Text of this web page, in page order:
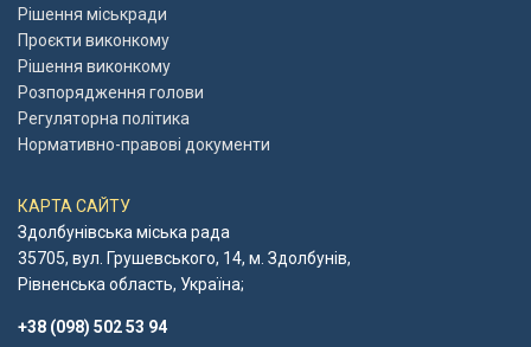
Рішення міськради
Проєкти виконкому
Рішення виконкому
Розпорядження голови
Регуляторна політика
Нормативно-правові документи
КАРТА САЙТУ
Здолбунівська міська рада
35705, вул. Грушевського, 14, м. Здолбунів,
Рівненська область, Україна;
+38 (098) 502 53 94